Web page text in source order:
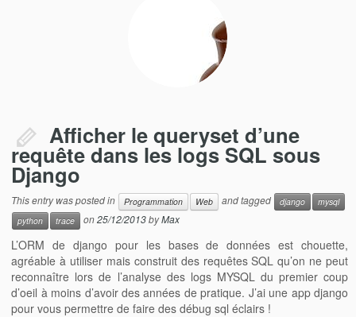
Afficher le queryset d’une
requête dans les logs SQL sous
Django
This entry was posted in Programmation Web and tagged django
mysql
python
trace on25/12/2013byMax
L’ORM de django pour les bases de données est chouette,
agréable à utiliser mais construit des requêtes SQL qu’on ne peut
reconnaître lors de l’analyse des logs MYSQL du premier coup
d’oeil à moins d’avoir des années de pratique. J’ai une app django
pour vous permettre de faire des débug sql éclairs !